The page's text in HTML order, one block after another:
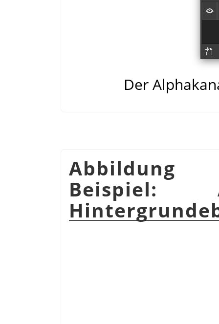
Der
Abbildung
Beispiel: